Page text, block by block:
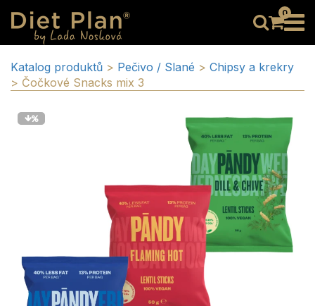
0
Katalog produktů > Pečivo / Slané > Chipsy a krekry
> Čočkové Snacks mix 3